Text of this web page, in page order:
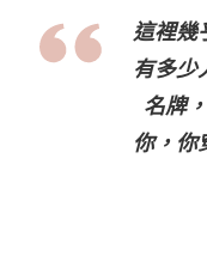
這裡幾
有多少
名牌
你，你